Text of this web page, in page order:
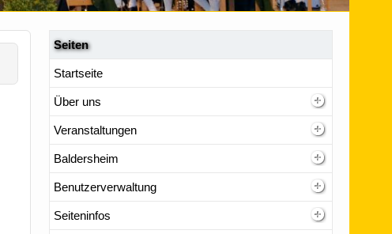
Seiten
Startseite
Über uns
Veranstaltungen
Baldersheim
Benutzerverwaltung
Seiteninfos